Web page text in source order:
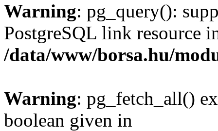
Warning: pg_query():
PostgreSQL link resource
/data/www/borsa.hu/
Warning: pg_fetch_all()
boolean given in